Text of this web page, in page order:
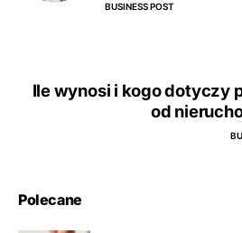
BUSINESS POST
Ile wynosi i kogo dotyczy
od
Polecane